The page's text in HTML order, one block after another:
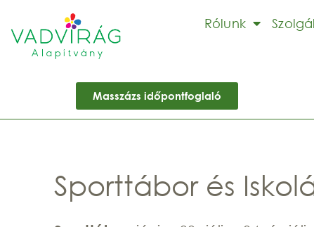
Rólunk
Masszázs időpontfoglaló
Sporttábor és